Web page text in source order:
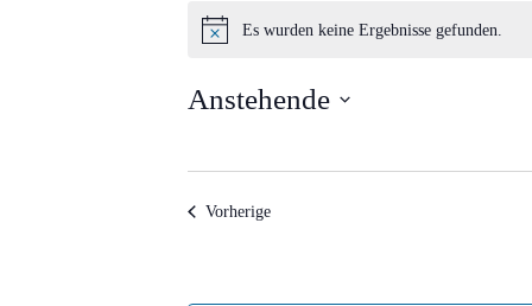
Veranstaltungen
Hinweis
Es wurden keine Ergebnisse gefunden.
Anstehende
VorherigeVeranstaltungen